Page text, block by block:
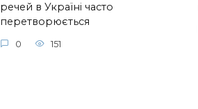
речей в Україні часто
перетворюється
0 151